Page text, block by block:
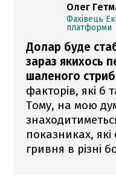
Олег
Фахівець
платформи
Долар буде
зараз якихось
шаленого
факторів, які б
Тому, на мою
показниках, які
гривня в різні